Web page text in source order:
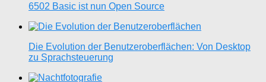
6502 Basic ist nun Open Source
Die Evolution der Benutzeroberflächen: Von Desktop
zu Sprachsteuerung